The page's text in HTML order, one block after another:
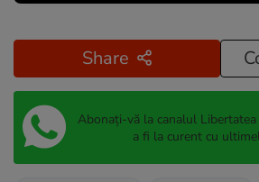
Share
Abonați-vă la canalul
a fi la curent cu